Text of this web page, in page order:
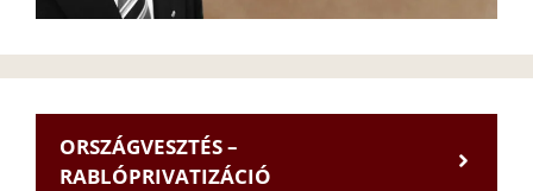
ORSZÁGVESZTÉS –
RABLÓPRIVATIZÁCIÓ